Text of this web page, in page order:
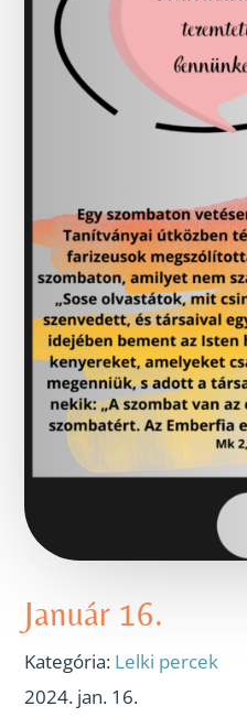
Január 16.
Kategória: Lelki percek
2024. jan. 16.